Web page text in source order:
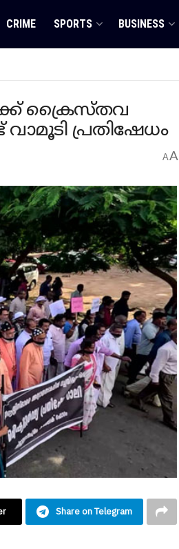
CRIME SPORTS BUSINESS
ക്രൈസ്തവ
പ്രതിഷേധം
AA
Share on Telegram